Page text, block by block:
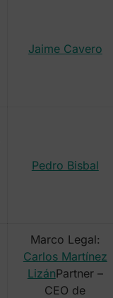
Jaime Cavero
Pedro Bisbal
Marco Legal:
Carlos Martínez
LizánPartner –
CEO de